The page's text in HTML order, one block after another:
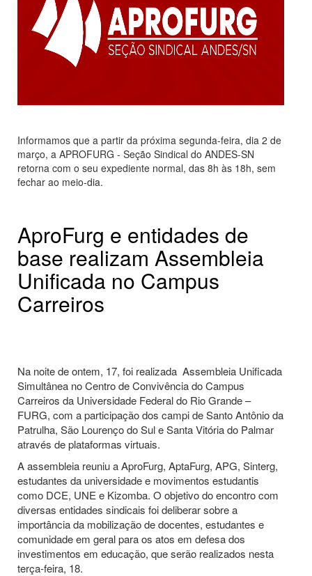
Informamos que a partir da próxima segunda-feira, dia 2 de
março, a APROFURG - Seção Sindical do ANDES-SN
retorna com o seu expediente normal, das 8h às 18h, sem
fechar ao meio-dia.
AproFurg e entidades de
base realizam Assembleia
Unificada no Campus
Carreiros
Na noite de ontem, 17, foi realizada Assembleia Unificada
Simultânea no Centro de Convivência do Campus
Carreiros da Universidade Federal do Rio Grande –
FURG, com a participação dos campi de Santo Antônio da
Patrulha, São Lourenço do Sul e Santa Vitória do Palmar
através de plataformas virtuais.
A assembleia reuniu a AproFurg, AptaFurg, APG, Sinterg,
estudantes da universidade e movimentos estudantis
como DCE, UNE e Kizomba. O objetivo do encontro com
diversas entidades sindicais foi deliberar sobre a
importância da mobilização de docentes, estudantes e
comunidade em geral para os atos em defesa dos
investimentos em educação, que serão realizados nesta
terça-feira, 18.